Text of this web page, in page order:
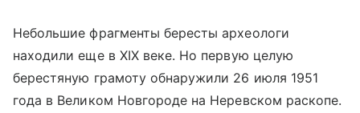
Небольшие фрагменты бересты археологи
находили еще в XIX веке. Но первую целую
берестяную грамоту обнаружили 26 июля 1951
года в Великом Новгороде на Неревском раскопе.